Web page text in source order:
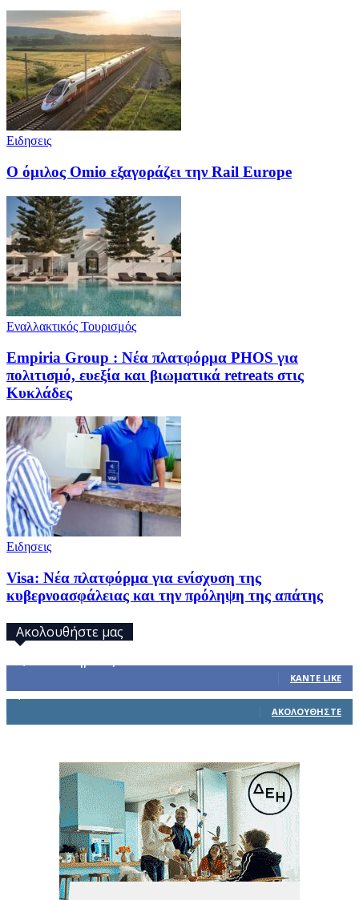
Ειδησεις
Ο όμιλος Omio εξαγοράζει την Rail Europe
Εναλλακτικός Τουρισμός
Empiria Group : Νέα πλατφόρμα PHOS για
πολιτισμό, ευεξία και βιωματικά retreats στις
Κυκλάδες
Ειδησεις
Visa: Νέα πλατφόρμα για ενίσχυση της
κυβερνοασφάλειας και την πρόληψη της απάτης
Ακολουθήστε μας
ΚΆΝΤΕ LIKE
ΑΚΟΛΟΥΘΉΣΤΕ